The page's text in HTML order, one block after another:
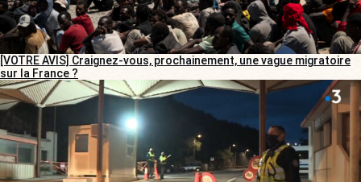
[VOTRE AVIS] Craignez-vous, prochainement, une vague migratoire
sur la France ?